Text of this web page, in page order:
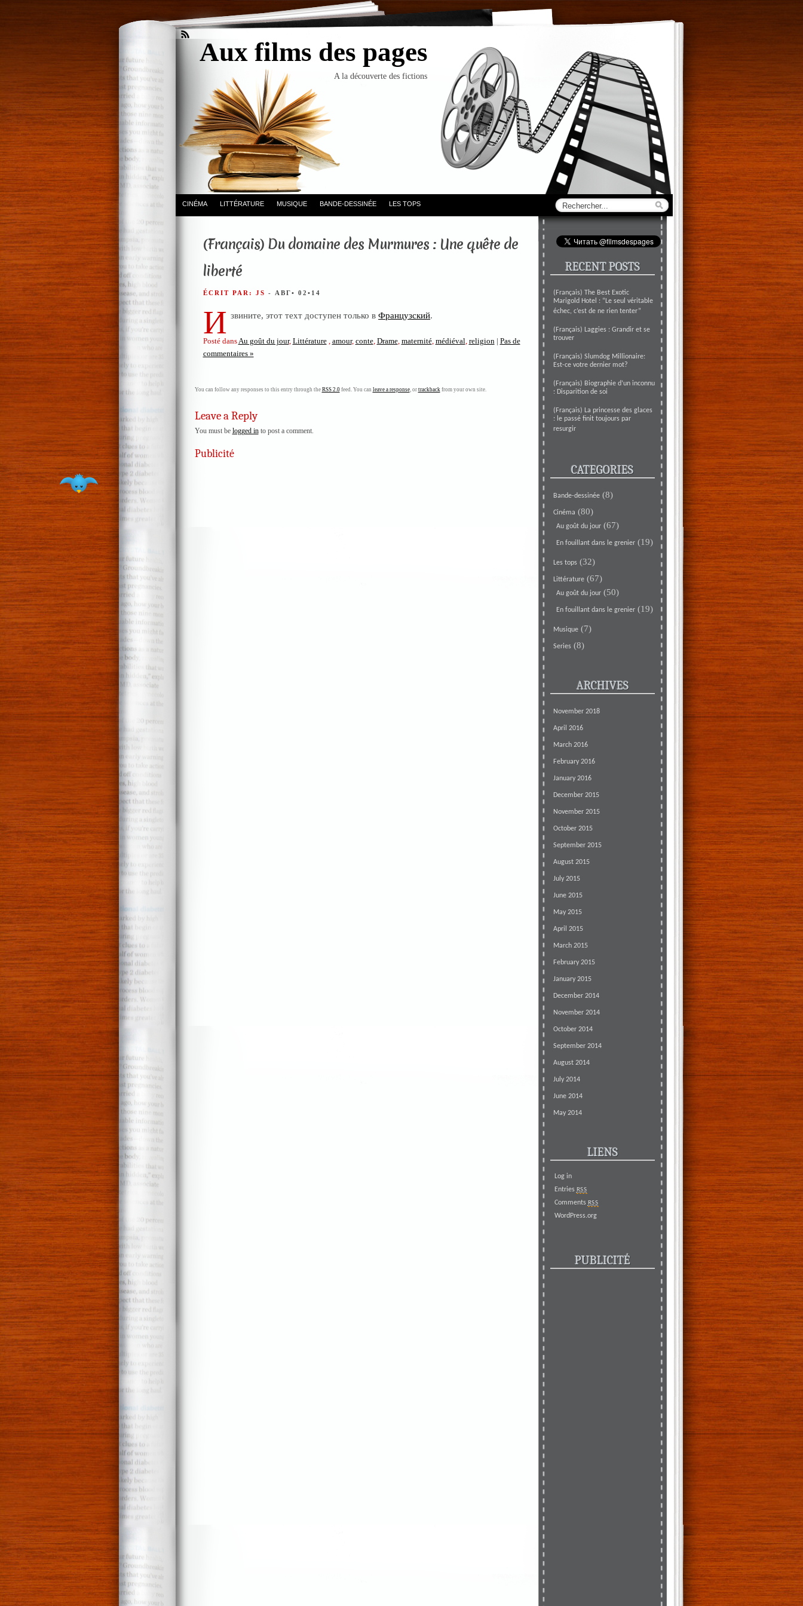
Aux films des pages
A la découverte des fictions
CINÉMA LITTÉRATURE MUSIQUE BANDE-DESSINÉE LES TOPS
(Français) Du domaine des Murmures : Une quête de
liberté
ÉCRIT PAR: JS - АВГ• 02•14
И звините, этот техт доступен только вФранцузский.
Posté dansAu goût du jour, Littérature, amour, conte, Drame, maternité, médiéval, religion | Pas de
commentaires »
You can follow any responses to this entry through the RSS 2.0feed. You can leave a response, or trackback from your own site.
Leave a Reply
You must be logged into post a comment.
Publicité
RECENT POSTS
(Français) The Best Exotic
Marigold Hotel : “Le seul véritable
échec, c’est de ne rien tenter”
(Français) Laggies : Grandir et se
trouver
(Français) Slumdog Millionaire:
Est-ce votre dernier mot?
(Français) Biographie d’un inconnu
: Disparition de soi
(Français) La princesse des glaces
: le passé finit toujours par
resurgir
CATEGORIES
Bande-dessinée(8)
Cinéma (80)
Au goût du jour(67)
En fouillant dans le grenier(19)
Les tops(32)
Littérature(67)
Au goût du jour(50)
En fouillant dans le grenier(19)
Musique(7)
Series(8)
ARCHIVES
November 2018
April 2016
March 2016
February 2016
January 2016
December 2015
November 2015
October 2015
September 2015
August 2015
July 2015
June 2015
May 2015
April 2015
March 2015
February 2015
January 2015
December 2014
November 2014
October 2014
September 2014
August 2014
July 2014
June 2014
May 2014
LIENS
Log in
Entries RSS
Comments RSS
WordPress.org
PUBLICITÉ